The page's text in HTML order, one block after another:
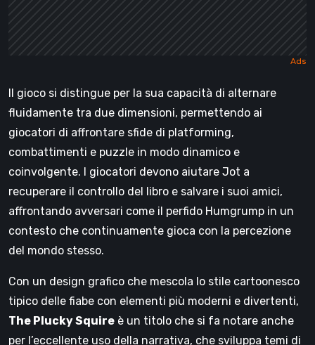
Il gioco si distingue per la sua capacità di alternare
fluidamente tra due dimensioni, permettendo ai
giocatori di affrontare sfide di platforming,
combattimenti e puzzle in modo dinamico e
coinvolgente. I giocatori devono aiutare Jot a
recuperare il controllo del libro e salvare i suoi amici,
affrontando avversari come il perfido Humgrump in un
contesto che continuamente gioca con la percezione
del mondo stesso.
Con un design grafico che mescola lo stile cartoonesco
tipico delle fiabe con elementi più moderni e divertenti,
The Plucky Squire è un titolo che si fa notare anche
per l’eccellente uso della narrativa, che sviluppa temi di